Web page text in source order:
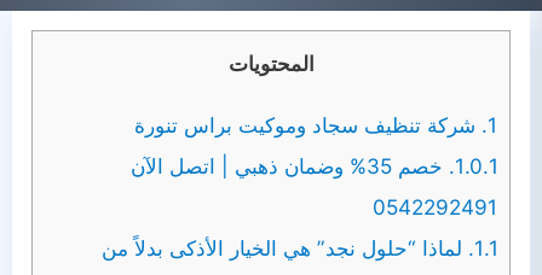
المحتويات
1. شركة تنظيف سجاد وموكيت براس تنورة
1.0.1.
خصم 35% وضمان ذهبي | اتصل الآن
0542292491
1.1. لماذا “حلول نجد” هي الخيار الأذكى بدلاً من